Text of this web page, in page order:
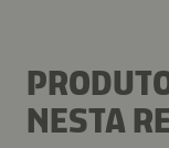
NESTA